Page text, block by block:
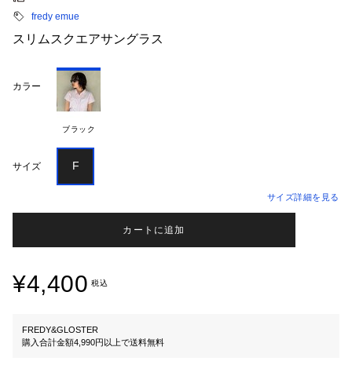
fredy emue
スリムスクエアサングラス
カラー
ブラック
サイズ F
サイズ詳細を見る
カートに追加
¥4,400 税込
FREDY&GLOSTER
購入合計金額4,990円以上で送料無料